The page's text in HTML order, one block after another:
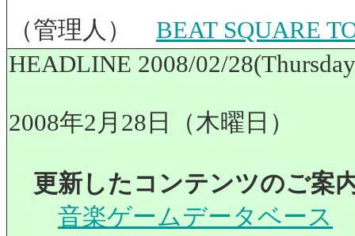
（管理人） BEAT SQUARE
HEADLINE 2008/02/
2008年2月28日（木曜日）
更新したコンテンツのご案
音楽ゲームデータベース